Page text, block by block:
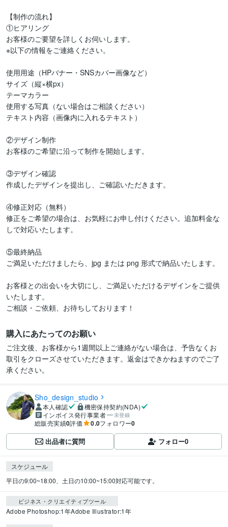
【制作の流れ】
①ヒアリング
お客様のご要望を詳しくお伺いします。
※以下の情報をご連絡ください。
使用用途（HPバナー・SNSカバー画像など）
サイズ（縦×横px）
テーマカラー
使用する写真（ない場合はご相談ください）
テキスト内容（画像内に入れるテキスト）
②デザイン制作
お客様のご希望に沿って制作を開始します。
③デザイン確認
作成したデザインを提出し、ご確認いただきます。
④修正対応（無料）
修正をご希望の場合は、お気軽にお申し付けください。追加料金な
しで対応いたします。
⑤最終納品
ご満足いただけましたら、jpg または png 形式で納品いたします。
お客様との出会いを大切にし、ご満足いただけるデザインをご提供
いたします。
ご相談・ご依頼、お待ちしております！
購入にあたってのお願い
ご注文後、お客様から1週間以上ご連絡がない場合は、予告なくお
取引をクローズさせていただきます。返金はできかねますのでご了
承ください。
Sho_design_studio
本人確認
機密保持契約(NDA)
インボイス発行事業者
未登録
総販売実績0評価 0.0フォロワー0
出品者に質問 フォロー0
スケジュール
平日の9:00~18:00、土日の10:00~15:00対応可能です。
ビジネス・クリエイティブツール
Adobe Photoshop:1年Adobe Illustrator:1年